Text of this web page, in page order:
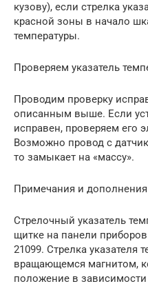
кузову), если стрелка
красной зоны в начало
температуры.
Проверяем указатель
Проводим проверку
описанным выше. Если
исправен, проверяем его
Возможно провод с
то замыкает на «массу».
Примечания и дополнения
Стрелочный указатель
щитке на панели
21099. Стрелка указателя
вращающемся магнитом,
положение в